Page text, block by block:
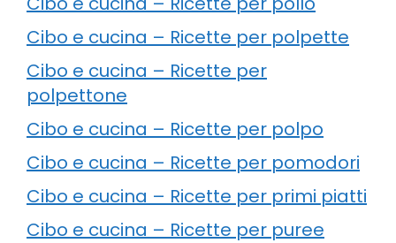
Cibo e cucina – Ricette per polpette
Cibo e cucina – Ricette per
polpettone
Cibo e cucina – Ricette per polpo
Cibo e cucina – Ricette per pomodori
Cibo e cucina – Ricette per primi piatti
Cibo e cucina – Ricette per puree